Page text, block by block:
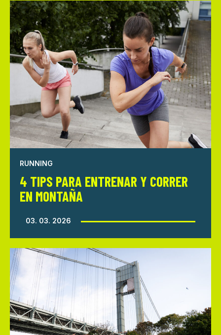
RUNNING
4 TIPS PARA ENTRENAR Y CORRER
EN MONTAÑA
03. 03. 2026